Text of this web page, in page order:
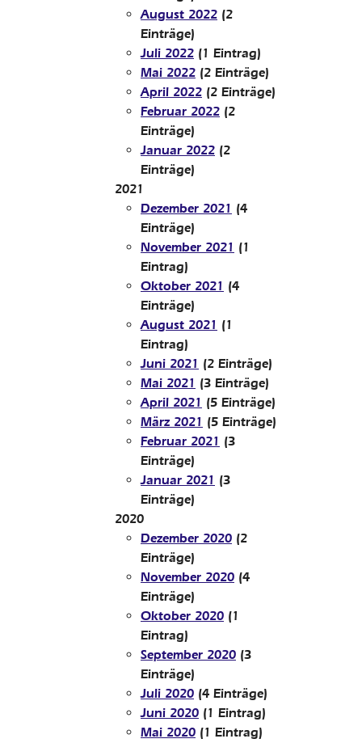
August 2022 (2
Einträge)
Juli 2022 (1 Eintrag)
Mai 2022 (2 Einträge)
April 2022 (2 Einträge)
Februar 2022 (2
Einträge)
Januar 2022 (2
Einträge)
2021
Dezember 2021 (4
Einträge)
November 2021 (1
Eintrag)
Oktober 2021 (4
Einträge)
August 2021 (1
Eintrag)
Juni 2021 (2 Einträge)
Mai 2021 (3 Einträge)
April 2021 (5 Einträge)
März 2021 (5 Einträge)
Februar 2021 (3
Einträge)
Januar 2021 (3
Einträge)
2020
Dezember 2020 (2
Einträge)
November 2020 (4
Einträge)
Oktober 2020 (1
Eintrag)
September 2020 (3
Einträge)
Juli 2020 (4 Einträge)
Juni 2020 (1 Eintrag)
Mai 2020 (1 Eintrag)